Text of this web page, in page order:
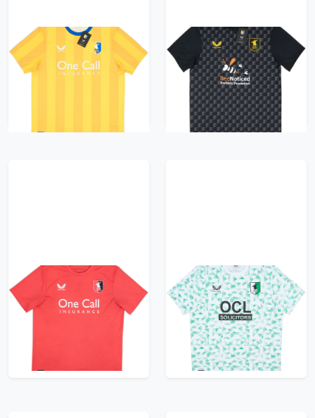
2024-25 Mansfield
Town Home Shirt (XL)
41.99£ · ca. €50
2024-25 Mansfield
Town Third Shirt (M)
35.99£ · ca. €42
Trikot kaufen
2024-25 Mansfield
Town GK S/S Shirt -
10/10 - (XL)
2024-25 Mansfield
Town Away Shirt -
10/10 - (XL)
35.99£ · ca. €42
Trikot kaufen